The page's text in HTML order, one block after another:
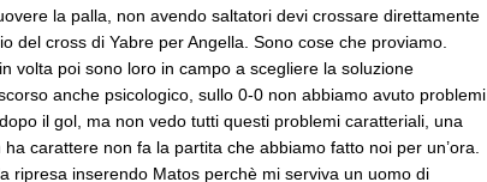
la palla, non avendo saltatori devi crossare direttamente
del cross di Yabre per Angella. Sono cose che proviamo.
volta poi sono loro in campo a scegliere la soluzione
anche psicologico, sullo 0-0 non abbiamo avuto problemi
il gol, ma non vedo tutti questi problemi caratteriali, una
carattere non fa la partita che abbiamo fatto noi per un’ora.
ripresa inserendo Matos perchè mi serviva un uomo di